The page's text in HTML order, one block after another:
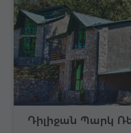
Դիլիջան Պարկ